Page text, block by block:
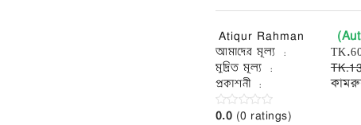
Atiqur Rahman
আমাদের মূল্য :
মুদ্রিত মূল্য :
প্রকাশনী :
0.0 (0 ratings)